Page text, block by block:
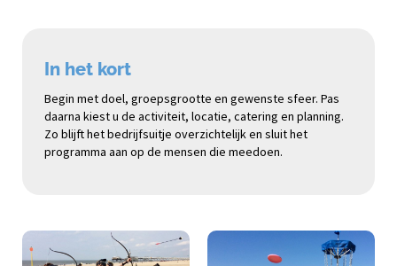
In het kort
Begin met doel, groepsgrootte en gewenste sfeer. Pas
daarna kiest u de activiteit, locatie, catering en planning.
Zo blijft het bedrijfsuitje overzichtelijk en sluit het
programma aan op de mensen die meedoen.